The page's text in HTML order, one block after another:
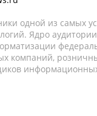
одной из самых
Ядро
компаний,